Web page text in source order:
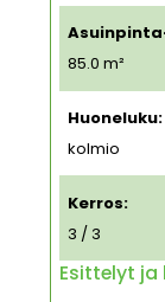
85.0 m²
Huoneluku:
kolmio
Kerros:
3 / 3
Esittelyt